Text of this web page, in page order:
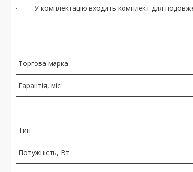
· У комплектацію входить комплект для
Торгова марка
Гарантія, міс
Тип
Потужність, Вт